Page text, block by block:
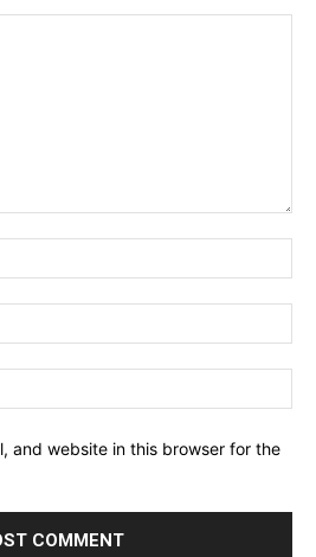
and website in this browser for the